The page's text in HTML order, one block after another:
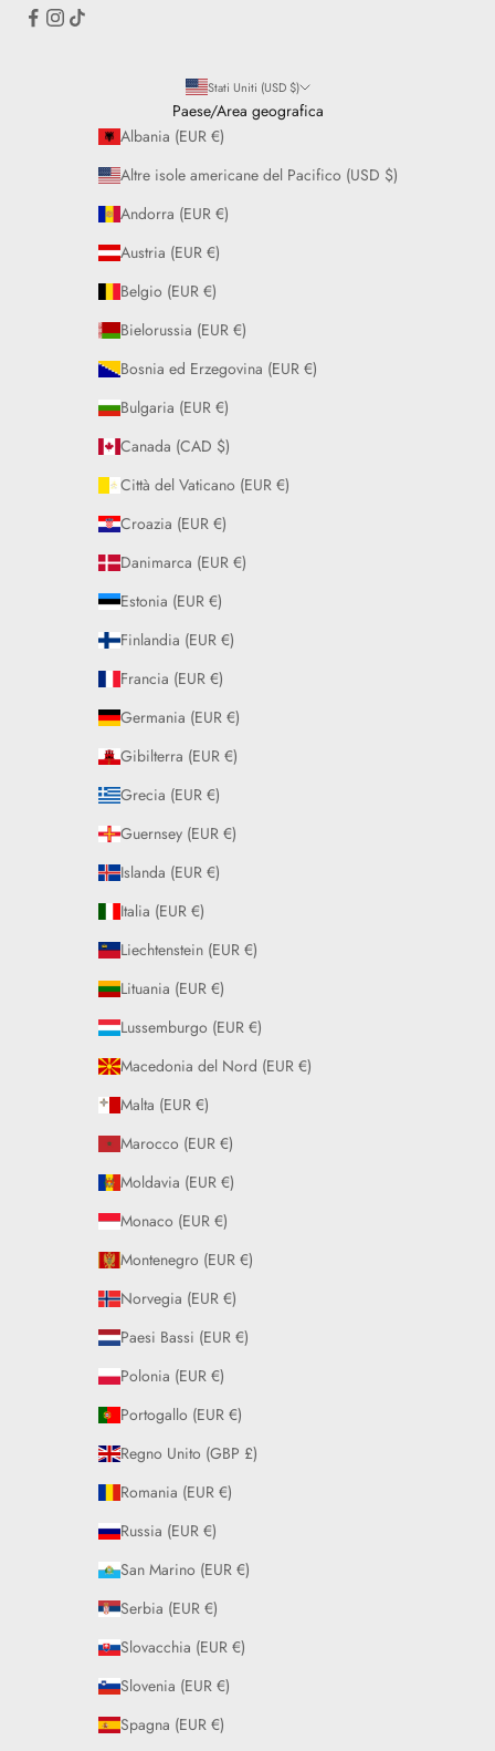
Stati Uniti (USD $)
Paese/Area geografica
Albania (EUR €)
Altre isole americane del Pacifico (USD $)
Andorra (EUR €)
Austria (EUR €)
Belgio (EUR €)
Bielorussia (EUR €)
Bosnia ed Erzegovina (EUR €)
Bulgaria (EUR €)
Canada (CAD $)
Città del Vaticano (EUR €)
Croazia (EUR €)
Danimarca (EUR €)
Estonia (EUR €)
Finlandia (EUR €)
Francia (EUR €)
Germania (EUR €)
Gibilterra (EUR €)
Grecia (EUR €)
Guernsey (EUR €)
Islanda (EUR €)
Italia (EUR €)
Liechtenstein (EUR €)
Lituania (EUR €)
Lussemburgo (EUR €)
Macedonia del Nord (EUR €)
Malta (EUR €)
Marocco (EUR €)
Moldavia (EUR €)
Monaco (EUR €)
Montenegro (EUR €)
Norvegia (EUR €)
Paesi Bassi (EUR €)
Polonia (EUR €)
Portogallo (EUR €)
Regno Unito (GBP £)
Romania (EUR €)
Russia (EUR €)
San Marino (EUR €)
Serbia (EUR €)
Slovacchia (EUR €)
Slovenia (EUR €)
Spagna (EUR €)